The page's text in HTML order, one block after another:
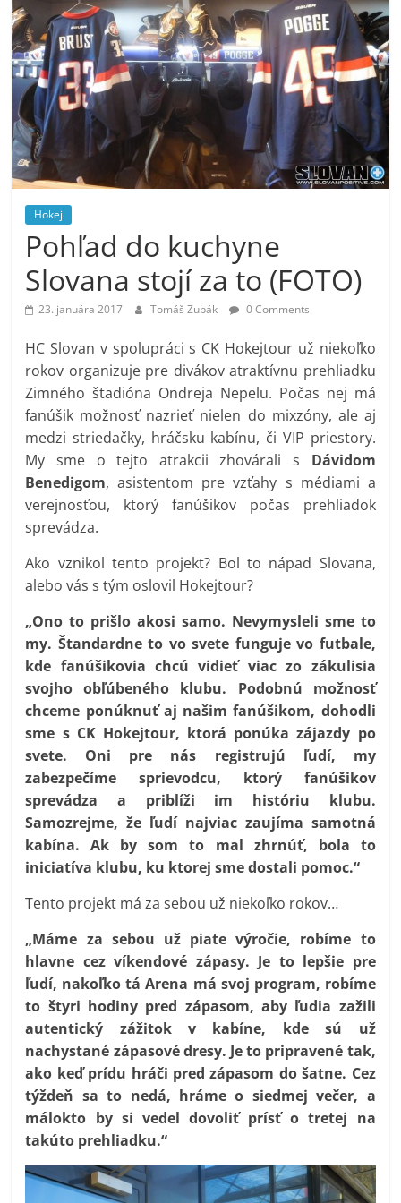
Hokej
Pohľad do kuchyne
Slovana stojí za to (FOTO)
23. januára 2017 Tomáš Zubák 0 Comments
HC Slovan v spolupráci s CK Hokejtour už niekoľko
rokov organizuje pre divákov atraktívnu prehliadku
Zimného štadióna Ondreja Nepelu. Počas nej má
fanúšik možnosť nazrieť nielen do mixzóny, ale aj
medzi striedačky, hráčsku kabínu, či VIP priestory.
My sme o tejto atrakcii zhovárali s Dávidom
Benedigom, asistentom pre vzťahy s médiami a
verejnosťou, ktorý fanúšikov počas prehliadok
sprevádza.
Ako vznikol tento projekt? Bol to nápad Slovana,
alebo vás s tým oslovil Hokejtour?
„Ono to prišlo akosi samo. Nevymysleli sme to
my. Štandardne to vo svete funguje vo futbale,
kde fanúšikovia chcú vidieť viac zo zákulisia
svojho obľúbeného klubu. Podobnú možnosť
chceme ponúknuť aj našim fanúšikom, dohodli
sme s CK Hokejtour, ktorá ponúka zájazdy po
svete. Oni pre nás registrujú ľudí, my
zabezpečíme sprievodcu, ktorý fanúšikov
sprevádza a priblíži im históriu klubu.
Samozrejme, že ľudí najviac zaujíma samotná
kabína. Ak by som to mal zhrnúť, bola to
iniciatíva klubu, ku ktorej sme dostali pomoc.“
Tento projekt má za sebou už niekoľko rokov…
„Máme za sebou už piate výročie, robíme to
hlavne cez víkendové zápasy. Je to lepšie pre
ľudí, nakoľko tá Arena má svoj program, robíme
to štyri hodiny pred zápasom, aby ľudia zažili
autentický zážitok v kabíne, kde sú už
nachystané zápasové dresy. Je to pripravené tak,
ako keď prídu hráči pred zápasom do šatne. Cez
týždeň sa to nedá, hráme o siedmej večer, a
málokto by si vedel dovoliť prísť o tretej na
takúto prehliadku.“